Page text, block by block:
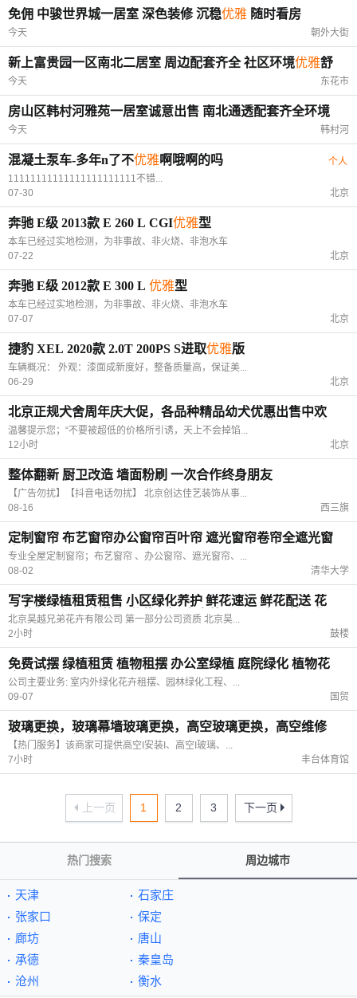
免佣 中骏世界城一居室 深色装修 沉稳优雅 随时看房
今天 朝外大街
新上富贵园一区南北二居室 周边配套齐全 社区环境优雅舒
适安静
今天 东花市
房山区韩村河雅苑一居室诚意出售 南北通透配套齐全环境
优雅
今天 韩村河
混凝土泵车-多年n了不优雅啊哦啊的吗
个人
11111111111111111111111不错...
07-30
北京
奔驰 E级 2013款 E 260 L CGI优雅型
本车已经过实地检测，为非事故、非火烧、非泡水车
07-22
北京
奔驰 E级 2012款 E 300 L 优雅型
本车已经过实地检测，为非事故、非火烧、非泡水车
07-07
北京
捷豹 XEL 2020款 2.0T 200PS S进取优雅版
车辆概况： 外观：漆面成新度好，整备质量高，保证美...
06-29
北京
北京正规犬舍周年庆大促，各品种精品幼犬优惠出售中欢
迎客户上门挑选 金毛，萨摩耶，泰迪熊，阿拉斯加，哈士
奇，柯基，约克夏，吉娃娃，古牧，柴犬，松狮，秋田，
温馨提示您；“不要被超低的价格所引诱，天上不会掉馅...
12小时
北京
整体翻新 厨卫改造 墙面粉刷 一次合作终身朋友
【广告勿扰】【抖音电话勿扰】 北京创达佳艺装饰从事...
08-16
西三旗
定制窗帘 布艺窗帘办公窗帘百叶帘 遮光窗帘卷帘全遮光窗
帘
专业全屋定制窗帘；布艺窗帘 、办公窗帘、遮光窗帘、...
08-02
清华大学
写字楼绿植租赁租售 小区绿化养护 鲜花速运 鲜花配送 花
坛花草租赁 零售花卉 盆栽租摆 室内外景观设计 园林绿化
养护，年宵花 免费设计 枯死更换 定期维护
北京昊越兄弟花卉有限公司 第一部分公司资质 北京昊...
2小时
鼓楼
免费试摆 绿植租赁 植物租摆 办公室绿植 庭院绿化 植物花
卉 盆栽租摆
公司主要业务: 室内外绿化花卉租摆、园林绿化工程、...
09-07
国贸
玻璃更换，玻璃幕墙玻璃更换，高空玻璃更换，高空维修
拆除安装，钢结构防腐
【热门服务】该商家可提供高空I安装I、高空I玻璃、...
7小时
丰台体育馆
上一页 1 2 3 下一页
热门搜索 周边城市
天津
石家庄
张家口
保定
廊坊
唐山
承德
秦皇岛
沧州
衡水